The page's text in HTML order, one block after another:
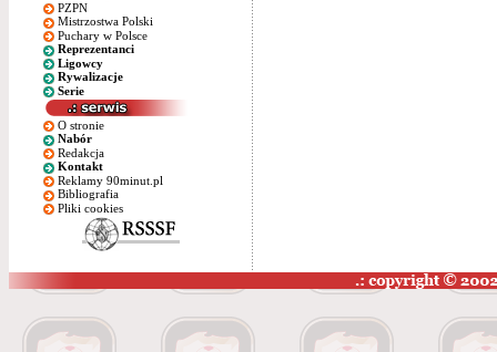
PZPN
Mistrzostwa Polski
Puchary w Polsce
Reprezentanci
Ligowcy
Rywalizacje
Serie
O stronie
Nabór
Redakcja
Kontakt
Reklamy 90minut.pl
Bibliografia
Pliki cookies